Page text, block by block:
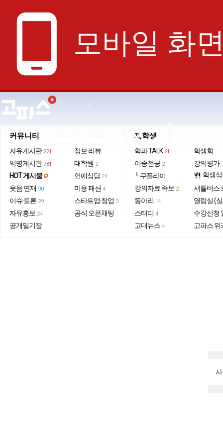
phone_android 모바일 화
으로 보기
커뮤니티
자유게시판 221
익명게시판 781
HOT 게시물
웃음·연재 90
이슈·토론 29
자유홍보 24
공개일기장
정보·리뷰
대학원 2
연애상담 24
미용·패션 4
스타트업·창업 3
공식 오픈채팅
재학생
학과 TALK 61
이중전공 2
└ 쿠플라이
강의자료·족보 2
동아리 14
스터디 4
고대뉴스 4
학생회
강의평가
restaurant 학생
셔틀버스
열람실 (
수강신청
고파스 위